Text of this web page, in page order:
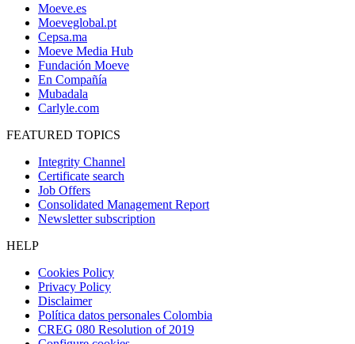
Moeve.es
Moeveglobal.pt
Cepsa.ma
Moeve Media Hub
Fundación Moeve
En Compañía
Mubadala
Carlyle.com
FEATURED TOPICS
Integrity Channel
Certificate search
Job Offers
Consolidated Management Report
Newsletter subscription
HELP
Cookies Policy
Privacy Policy
Disclaimer
Política datos personales Colombia
CREG 080 Resolution of 2019